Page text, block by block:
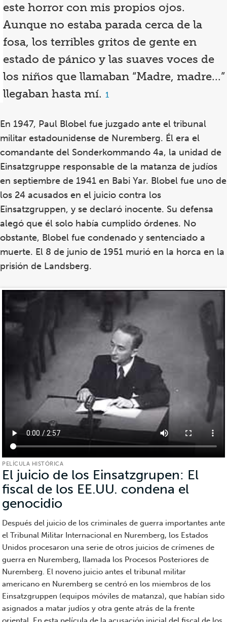
este horror con mis propios ojos.
Aunque no estaba parada cerca de la
fosa, los terribles gritos de gente en
estado de pánico y las suaves voces de
los niños que llamaban “Madre, madre...”
llegaban hasta mí. Footnote
1
En 1947, Paul Blobel fue juzgado ante el tribunal
militar estadounidense de Nuremberg. Él era el
comandante del Sonderkommando 4a, la unidad de
Einsatzgruppe responsable de la matanza de judíos
en septiembre de 1941 en Babi Yar. Blobel fue uno de
los 24 acusados en el juicio contra los
Einsatzgruppen, y se declaró inocente. Su defensa
alegó que él solo había cumplido órdenes. No
obstante, Blobel fue condenado y sentenciado a
muerte. El 8 de junio de 1951 murió en la horca en la
prisión de Landsberg.
PELÍCULA HISTÓRICA
El juicio de los Einsatzgrupen: El
fiscal de los EE.UU. condena el
genocidio
histórica)
Después del juicio de los criminales de guerra importantes ante
el Tribunal Militar Internacional en Nuremberg, los Estados
Unidos procesaron una serie de otros juicios de crímenes de
guerra en Nuremberg, llamada los Procesos Posteriores de
Nuremberg. El noveno juicio antes el tribunal militar
americano en Nuremberg se centró en los miembros de los
Einsatzgruppen (equipos móviles de matanza), que habían sido
asignados a matar judíos y otra gente atrás de la frente